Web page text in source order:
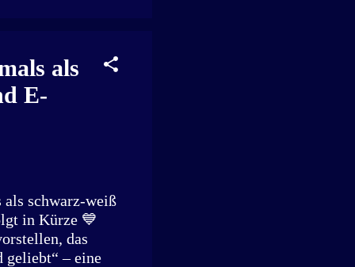
als
E-
schwarz-weiß
in Kürze 💙
das
geliebt“ – eine